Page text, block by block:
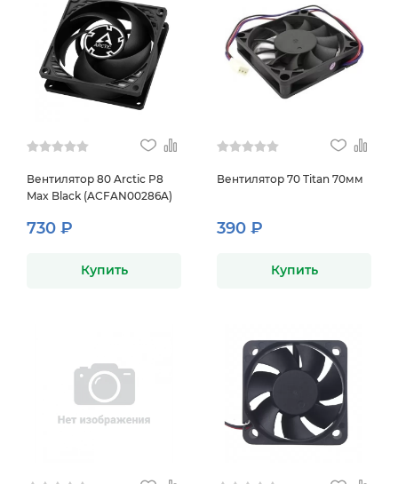
Вентилятор 80 Arctic P8
Max Black (ACFAN00286A)
730 ₽
Купить
Вентилятор 70 Titan 70мм
390 ₽
Купить